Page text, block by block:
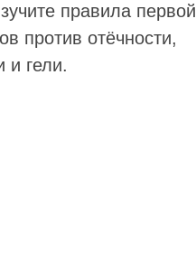
правила первой
против отёчности,
и гели.